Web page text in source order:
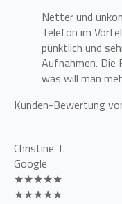
Netter und
Telefon im
pünktlich und
Aufnahmen. Die
was will man
Kunden-Bewertung
Christine T.
Google
★★★★★
★★★★★